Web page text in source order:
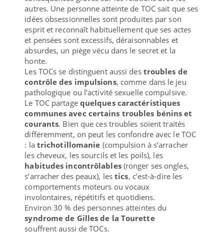
autres. Une personne atteinte de TOC sait que ses
idées obsessionnelles sont produites par son
esprit et reconnaît habituellement que ses actes
et pensées sont excessifs, déraisonnables et
absurdes, un piège vécu dans le secret et la
honte.
Les TOCs se distinguent aussi des troubles de
contrôle des impulsions, comme dans le jeu
pathologique ou l’activité sexuelle compulsive.
Le TOC partage quelques caractéristiques
communes avec certains troubles bénins et
courants. Bien que ces troubles soient traités
différemment, on peut les confondre avec le TOC
: la trichotillomanie (compulsion à s’arracher
les cheveux, les sourcils et les poils), les
habitudes incontrôlables(ronger ses ongles,
s’arracher des peaux), lestics, c’est-à-dire les
comportements moteurs ou vocaux
involontaires, répétitifs et quotidiens.
Environ 30 % des personnes atteintes du
syndrome de Gilles de la Tourette
souffrent aussi de TOCs.